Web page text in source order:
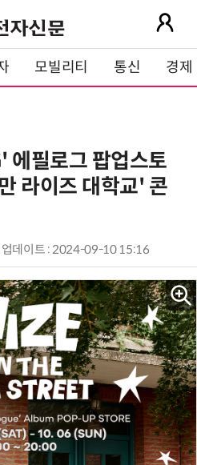
모빌리티 통신 경제
필로그 팝업스토
라이즈 대학교' 콘
업데이트 : 2024-09-10 15:16